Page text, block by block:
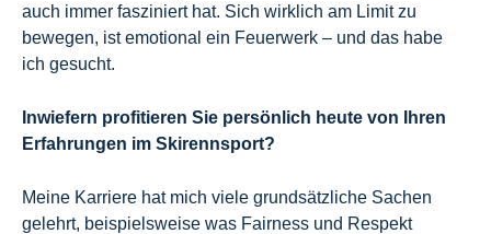
auch immer fasziniert hat. Sich wirklich am Limit zu
bewegen, ist emotional ein Feuerwerk – und das habe
ich gesucht.
Inwiefern profitieren Sie persönlich heute von Ihren
Erfahrungen im Skirennsport?
Meine Karriere hat mich viele grundsätzliche Sachen
gelehrt, beispielsweise was Fairness und Respekt